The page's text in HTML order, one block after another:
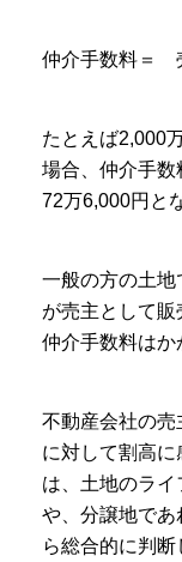
仲介手数料＝
たとえば2,000
場合、仲介手数
72万6,000円と
一般の方の土地
が売主として販
仲介手数料はか
不動産会社の
に対して割高
は、土地のラ
や、分譲地で
ら総合的に判断